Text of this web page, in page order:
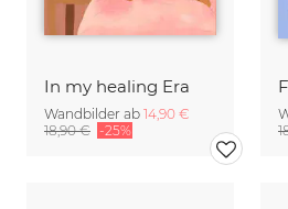
In my healing Era
Wandbilder ab 14,90 €
18,90 € -25%